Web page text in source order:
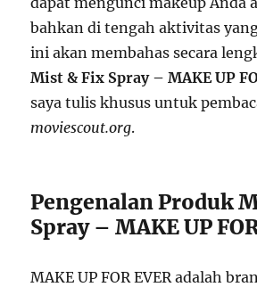
bahkan di tengah aktivitas
ini akan membahas secara
Mist & Fix Spray – MAKE UP
saya tulis khusus untuk
moviescout.org.
Pengenalan Produk
Spray – MAKE UP
MAKE UP FOR EVER adalah